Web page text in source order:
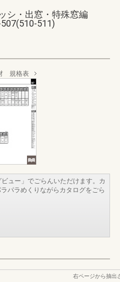
シ・出窓・特殊窓編
511)
規格表
ュー」でごらんいただけます。カ
パラめくりながらカタログをごら
右ページから抽出